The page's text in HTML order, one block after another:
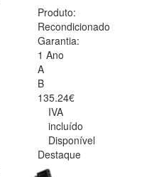
Produto:
Recondicionado
Garantia:
1 Ano
A
B
135.24€
IVA
incluído
Disponível
Destaque